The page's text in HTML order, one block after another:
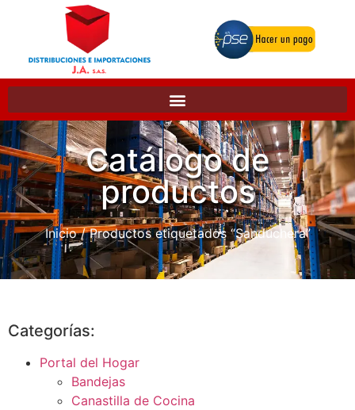
Catálogo de
productos
Inicio/ Productos etiquetados “Sanduchera”
Categorías:
Portal del Hogar
Bandejas
Canastilla de Cocina